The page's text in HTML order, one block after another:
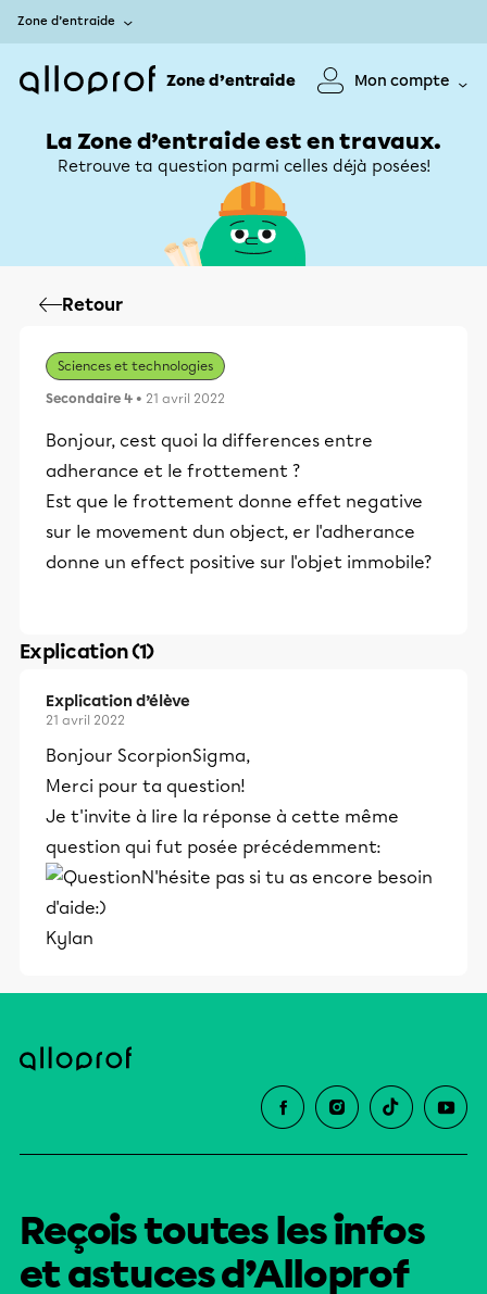
Zone d’entraide
Zone d’entraide Mon compte
La Zone d’entraide est en travaux.
Retrouve ta question parmi celles déjà posées!
Retour
Sciences et technologies
Secondaire 4 • 21 avril 2022
Bonjour, cest quoi la differences entre
adherance et le frottement ?
Est que le frottement donne effet negative
sur le movement dun object, er l'adherance
donne un effect positive sur l'objet immobile?
Explication (1)
Explication d’élève
21 avril 2022
Bonjour ScorpionSigma,
Merci pour ta question!
Je t'invite à lire la réponse à cette même
question qui fut posée précédemment:
N'hésite pas si tu as encore besoin
d'aide:)
Kylan
Reçois toutes les infos
et astuces d’Alloprof